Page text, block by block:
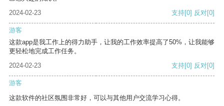
2024-02-23
支持[0] 反对[0]
游客
这款app是我工作上的得力助手，让我的工作效率提高了50%，让我能够
更轻松地完成工作任务。
2024-02-23
支持[0] 反对[0]
游客
这款软件的社区氛围非常好，可以与其他用户交流学习心得。